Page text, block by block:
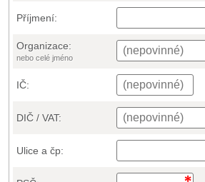
Příjmení:
Organizace:
nebo celé jméno
IČ:
DIČ / VAT:
Ulice a čp: